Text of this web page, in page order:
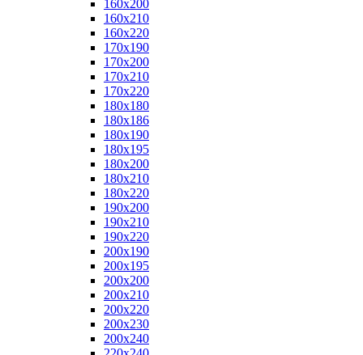
160x200
160x210
160x220
170x190
170x200
170x210
170x220
180x180
180x186
180x190
180x195
180x200
180x210
180x220
190x200
190x210
190x220
200x190
200x195
200x200
200x210
200x220
200x230
200x240